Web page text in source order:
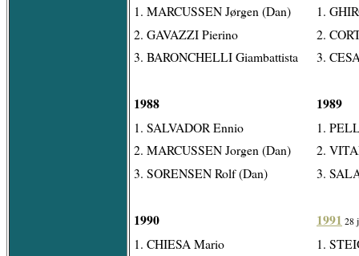
1. MARCUSSEN Jørgen (Dan)
2. GAVAZZI Pierino
3. BARONCHELLI Giambattista
1988
1. SALVADOR Ennio
2. MARCUSSEN Jorgen (Dan)
3. SORENSEN Rolf (Dan)
1990
1. CHIESA Mario
1.
2.
3.
1989
1.
2.
3.
1991 28
1.